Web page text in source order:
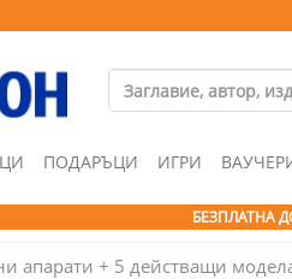
ПОДАРЪЦИ ИГРИ
БЕЗПЛАТНА
апарати + 5 действащи